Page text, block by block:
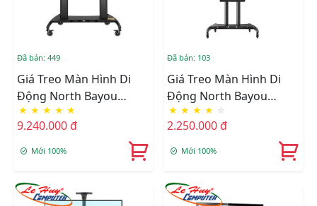
Đã bán: 449
Giá Treo Màn Hình Di
Động North Bayou
AVT1800-100-1P (60" -
100")
★ ★ ★ ★ ★
9.240.000 đ
Mới 100%
Đã bán: 103
Giá Treo Màn Hình Di
Động North Bayou
AVA1800-70-1P (50
★ ★ ★ ★ ☆
2.250.000 đ
Mới 100%